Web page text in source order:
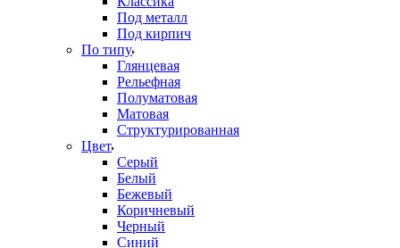
Под металл
Под кирпич
По типу
Глянцевая
Рельефная
Полуматовая
Матовая
Структурированная
Цвет
Серый
Белый
Бежевый
Коричневый
Черный
Синий